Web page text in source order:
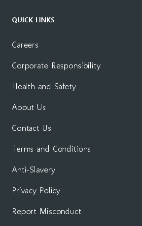
QUICK LINKS
Careers
Corporate Responsibility
Health and Safety
About Us
Contact Us
Terms and Conditions
Anti-Slavery
Privacy Policy
Report Misconduct